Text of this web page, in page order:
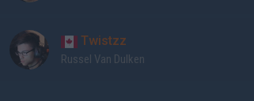
Twistzz
Russel Van Dulken